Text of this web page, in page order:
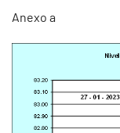
Anexo a